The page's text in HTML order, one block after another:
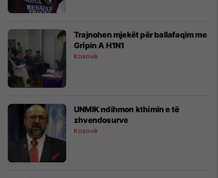
Trajnohen mjekët për ballafaqim me
Gripin A H1N1
Kosovë
UNMIK ndihmon kthimin e të
zhvendosurve
Kosovë